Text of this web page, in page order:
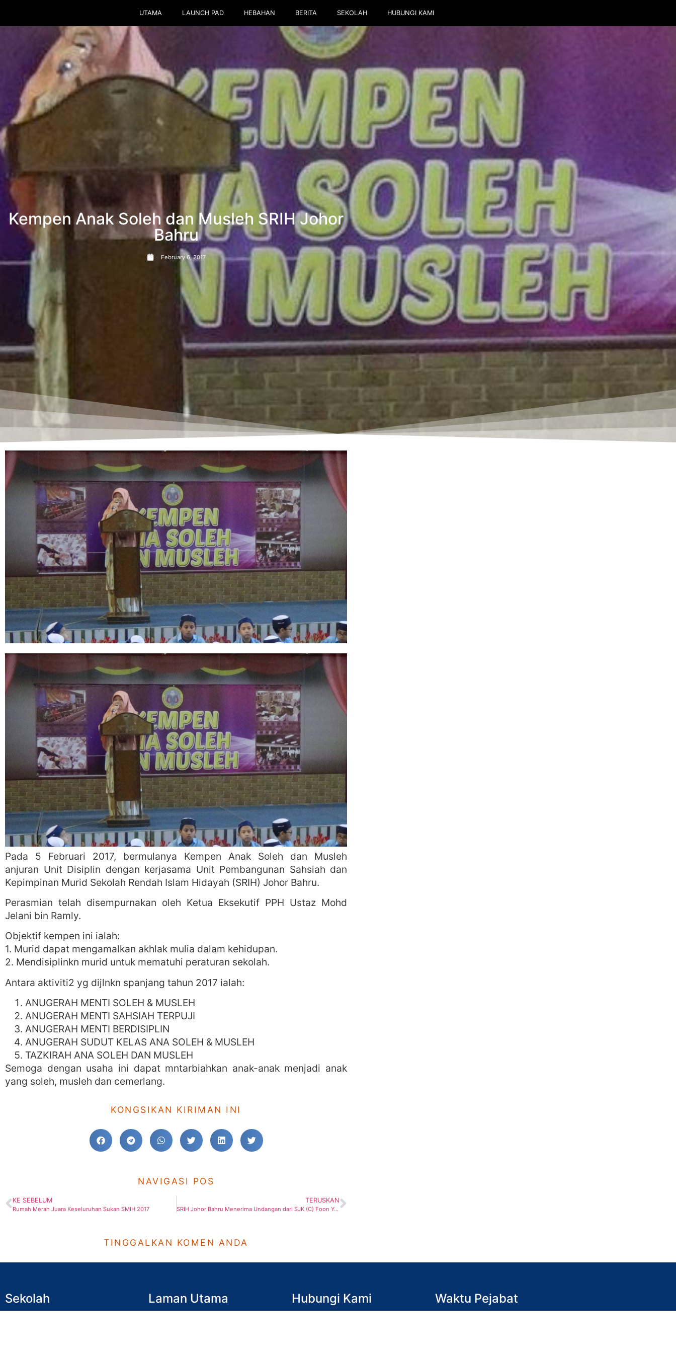
UTAMA LAUNCH PAD HEBAHAN BERITA SEKOLAH HUBUNGI KAMI
Kempen Anak Soleh dan Musleh SRIH Johor
Bahru
February 6, 2017
Pada 5 Februari 2017, bermulanya Kempen Anak Soleh dan Musleh
anjuran Unit Disiplin dengan kerjasama Unit Pembangunan Sahsiah dan
Kepimpinan Murid Sekolah Rendah Islam Hidayah (SRIH) Johor Bahru.
Perasmian telah disempurnakan oleh Ketua Eksekutif PPH Ustaz Mohd
Jelani bin Ramly.
Objektif kempen ini ialah:
1. Murid dapat mengamalkan akhlak mulia dalam kehidupan.
2. Mendisiplinkn murid untuk mematuhi peraturan sekolah.
Antara aktiviti2 yg dijlnkn spanjang tahun 2017 ialah:
ANUGERAH MENTI SOLEH & MUSLEH
ANUGERAH MENTI SAHSIAH TERPUJI
ANUGERAH MENTI BERDISIPLIN
ANUGERAH SUDUT KELAS ANA SOLEH & MUSLEH
TAZKIRAH ANA SOLEH DAN MUSLEH
Semoga dengan usaha ini dapat mntarbiahkan anak-anak menjadi anak
yang soleh, musleh dan cemerlang.
KONGSIKAN KIRIMAN INI
NAVIGASI POS
KE SEBELUM
Rumah Merah Juara Keseluruhan Sukan SMIH 2017
TERUSKAN
SRIH Johor Bahru Menerima Undangan dari SJK (C) Foon Yew 4
TINGGALKAN KOMEN ANDA
Sekolah Laman Utama Hubungi Kami Waktu Pejabat